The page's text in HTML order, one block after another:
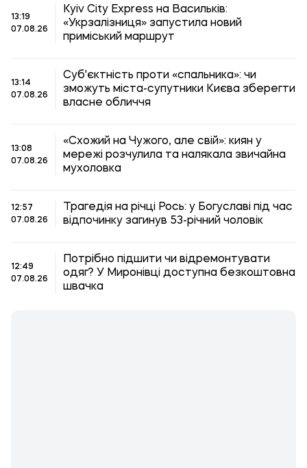
13:19
07.08.26
Kyiv City Express на Васильків:
«Укрзалізниця» запустила новий
приміський маршрут
13:14
07.08.26
Суб'єктність проти «спальника»: чи
зможуть міста-супутники Києва зберегти
власне обличчя
13:08
07.08.26
«Схожий на Чужого, але свій»: киян у
мережі розчулила та налякала звичайна
мухоловка
12:57
07.08.26
Трагедія на річці Рось: у Богуславі під час
відпочинку загинув 53-річний чоловік
12:49
07.08.26
Потрібно підшити чи відремонтувати
одяг? У Миронівці доступна безкоштовна
швачка